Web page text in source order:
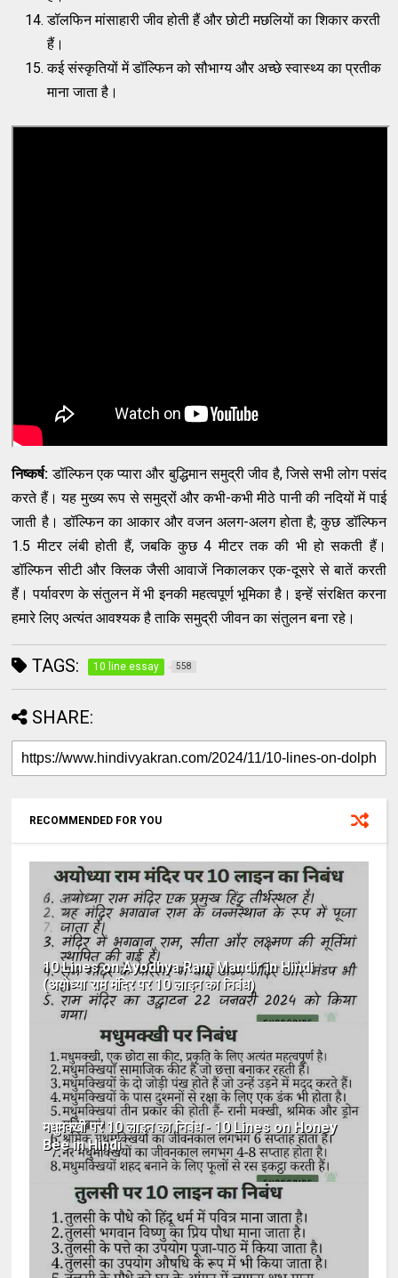
डॉलफिन मांसाहारी जीव होती हैं और छोटी मछलियों का शिकार करती
हैं।
कई संस्कृतियों में डॉल्फिन को सौभाग्य और अच्छे स्वास्थ्य का प्रतीक
माना जाता है।
निष्कर्ष:डॉल्फिन एक प्यारा और बुद्धिमान समुद्री जीव है, जिसे सभी लोग पसंद
करते हैं। यह मुख्य रूप से समुद्रों और कभी-कभी मीठे पानी की नदियों में पाई
जाती है। डॉल्फिन का आकार और वजन अलग-अलग होता है; कुछ डॉल्फिन
1.5 मीटर लंबी होती हैं, जबकि कुछ 4 मीटर तक की भी हो सकती हैं।
डॉल्फिन सीटी और क्लिक जैसी आवाजें निकालकर एक-दूसरे से बातें करती
हैं। पर्यावरण के संतुलन में भी इनकी महत्वपूर्ण भूमिका है। इन्हें संरक्षित करना
हमारे लिए अत्यंत आवश्यक है ताकि समुद्री जीवन का संतुलन बना रहे।
TAGS: 10 line essay 558
SHARE:
RECOMMENDED FOR YOU
10 Lines on Ayodhya Ram Mandir in Hindi
(अयोध्या राम मंदिर पर 10 लाइन का निबंध)
मधुमक्खी पर 10 लाइन का निबंध - 10 Lines on Honey
Bee in Hindi